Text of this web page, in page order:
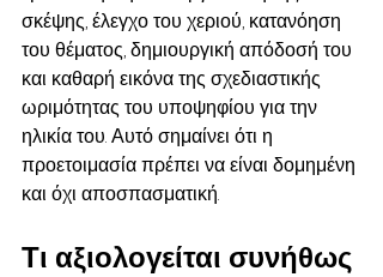
σκέψης, έλεγχο του χεριού, κατανόηση
του θέματος, δημιουργική απόδοσή του
και καθαρή εικόνα της σχεδιαστικής
ωριμότητας του υποψηφίου για την
ηλικία του. Αυτό σημαίνει ότι η
προετοιμασία πρέπει να είναι δομημένη
και όχι αποσπασματική.
Τι αξιολογείται συνήθως